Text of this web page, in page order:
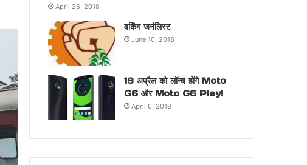
April 26, 2018
वर्किंग जर्नलिस्ट
June 10, 2018
19 अप्रैल को लॉन्च होंगे Moto
G6 और Moto G6 Play!
April 6, 2018